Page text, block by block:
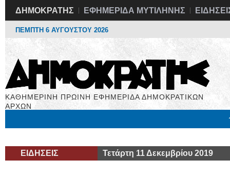
ΔΗΜΟΚΡΑΤΗΣ ΕΦΗΜΕΡΙΔΑ ΜΥΤΙΛΗΝΗΣ
ΠΕΜΠΤΗ 6 ΑΥΓΟΥΣΤΟΥ 2026
ΚΑΘΗΜΕΡΙΝΗ ΠΡΩΙΝΗ ΕΦΗΜΕΡΙΔΑ ΔΗΜΟΚΡΑΤΙΚΩΝ
ΑΡΧΩΝ
ΕΙΔΗΣΕΙΣ Τετάρτη 11 Δεκεμβρίου 2019